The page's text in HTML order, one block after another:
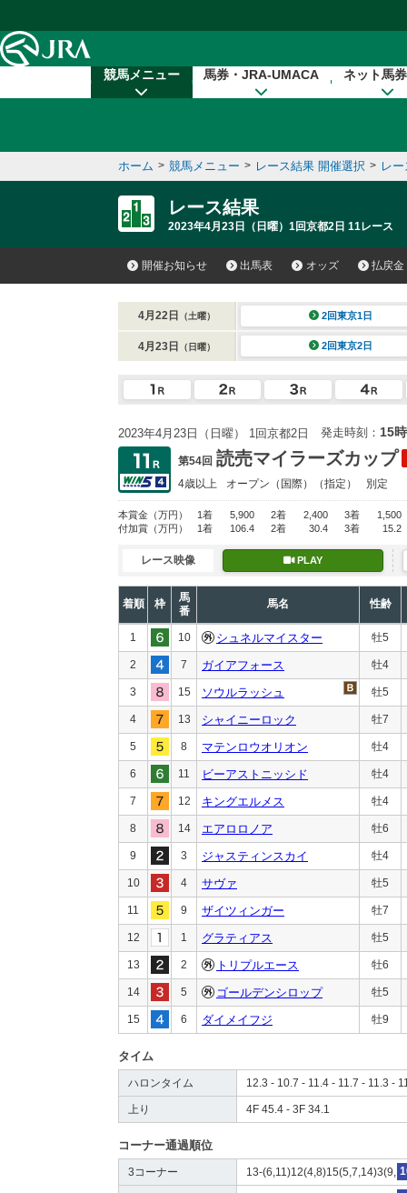
競馬メニュー 馬券・JRA-UMACA ネット馬
ホーム > 競馬メニュー > レース結果 開催選択 > レ
レース結果
2023年4月23日（日曜）1回京都2日 11レース
開催お知らせ 出馬表 オッズ 払戻金
4月22日 （土曜） 2回東京1日
4月23日 （日曜） 2回東京2日
2023年4月23日（日曜） 1回京都2日 発走時刻： 15
第54回 読売マイラーズカップ
4歳以上 オープン （国際）（指定） 別定
本賞金 （万円） 1着 5,900 2着 2,400 3着
1,500
付加賞 （万円） 1着 106.4 2着 30.4 3着 15.2
レース映像 PLAY
着順 枠
馬
番
馬名 性齢
1 10 シュネルマイスター 牡5
2 7 ガイアフォース 牡4
3 15 ソウルラッシュ 牡5
4 13 シャイニーロック 牡7
5 8 マテンロウオリオン 牡4
6 11 ビーアストニッシド 牡4
7 12 キングエルメス 牡4
8 14 エアロロノア 牡6
9 3 ジャスティンスカイ 牡4
10 4 サヴァ 牡5
11 9 ザイツィンガー 牡7
12 1 グラティアス 牡5
13 2 トリプルエース 牡6
14 5 ゴールデンシロップ 牡5
15 6 ダイメイフジ 牡9
タイム
ハロンタイム 12.3 - 10.7 - 11.4 - 11.7 - 11.3 -
上り 4F 45.4 - 3F 34.1
コーナー通過順位
3コーナー 13-(6,11)12(4,8)15(5,7,14)3(9,